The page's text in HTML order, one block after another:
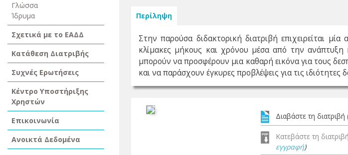
Γλώσσα
Ίδρυμα
Σχετικά με το ΕΑΔΔ
Κατάθεση Διατριβής
Συχνές Ερωτήσεις
Κέντρο Υποστήριξης
Χρηστών
Επικοινωνία
Ανοικτά Δεδομένα
Περίληψη
Στην παρούσα διδακτορική διατριβή επιχειρείται
κλίμακες μήκους και χρόνου μέσα από την
μπορούν να προσφέρουν μια καθαρή εικόνα για τους
και να παράσχουν έγκυρες προβλέψεις για τις
Διαβάστε τη
Κατεβάστε τη
εγγραφή)